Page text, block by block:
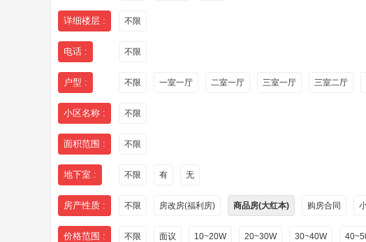
详细楼层 : 不限
电话 : 不限
户型 : 不限 一室一厅 二室一厅 三室一厅 三室二厅
小区名称 : 不限
面积范围 : 不限
地下室 : 不限 有 无
房产性质 : 不限 房改房(福利房) 商品房(大红本) 购房合同
价格范围 : 不限 面议 10~20W 20~30W 30~40W